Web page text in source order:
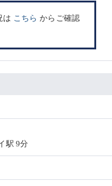
は こちら からご確認
駅 9分